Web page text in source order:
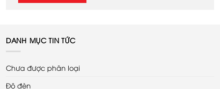
DANH MỤC TIN TỨC
Chưa được phân loại
Độ đèn